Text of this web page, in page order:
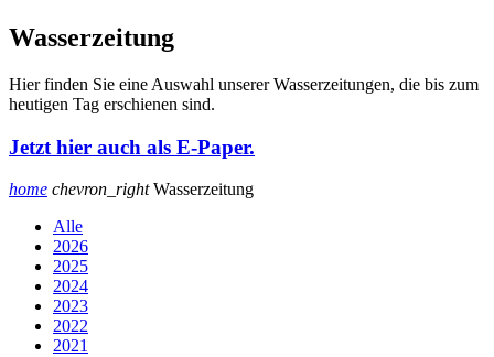
Wasserzeitung
Hier finden Sie eine Auswahl unserer Wasserzeitungen, die bis zum
heutigen Tag erschienen sind.
Jetzt hier auch als E-Paper.
home chevron_right Wasserzeitung
Alle
2026
2025
2024
2023
2022
2021